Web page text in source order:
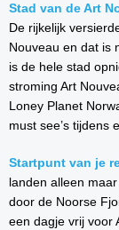
Stad van de Art
De rijkelijk
Nouveau en dat is
is de hele stad
stroming Art
Loney Planet
must see’s tijdens
Startpunt van je
landen alleen
door de Noorse
een dagje vrij voor